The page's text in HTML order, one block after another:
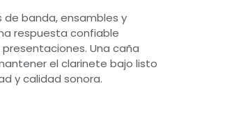
banda, ensambles y
respuesta confiable
Una caña
el clarinete bajo listo
y calidad sonora.